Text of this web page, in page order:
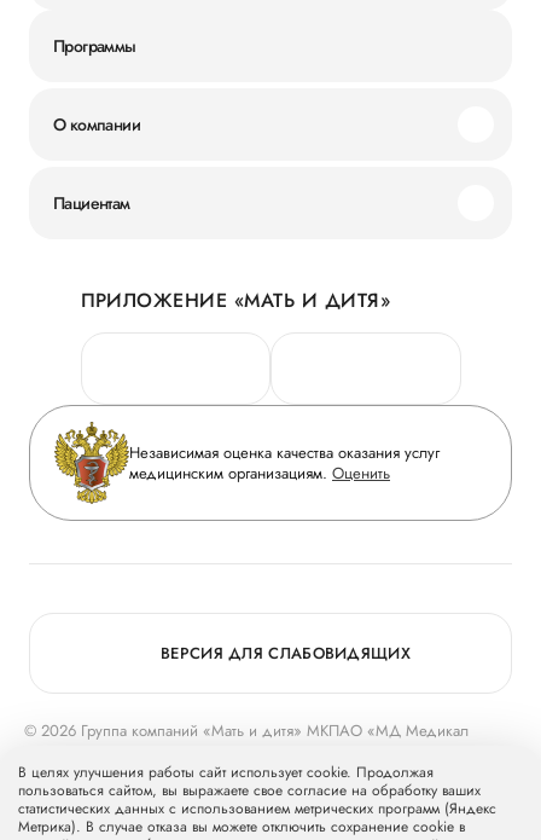
Программы
О компании
Новости
Руководство
Сотрудничество
Инвесторам
Журнал «Мать и дитя»
Вакансии
Медицинский туризм
Пациентам
Личный кабинет
Персональные данные
Горячая линия качества
Вопрос-ответ
Приложение пациента
Статьи
ПРИЛОЖЕНИЕ «МАТЬ И ДИТЯ»
Независимая оценка качества оказания услуг
медицинским организациям. Оценить
© 2026 Группа компаний «Мать и дитя» МКПАО «МД Медикал
Группу компаний «Мать и дитя».
ВЕРСИЯ ДЛЯ СЛАБОВИДЯЩИХ
В целях улучшения работы сайт использует cookie. Продолжая
пользоваться сайтом, вы выражаете свое согласие на обработку ваших
статистических данных с использованием метрических программ (Яндекс
Метрика). В случае отказа вы можете отключить сохранение cookie в